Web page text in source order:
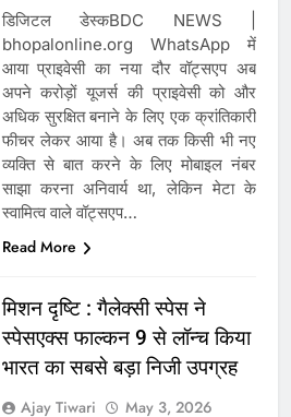
डिजिटल डेस्कBDC NEWS |
bhopalonline.org WhatsApp में
आया प्राइवेसी का नया दौर वॉट्सएप अब
अपने करोड़ों यूजर्स की प्राइवेसी को और
अधिक सुरक्षित बनाने के लिए एक क्रांतिकारी
फीचर लेकर आया है। अब तक किसी भी नए
व्यक्ति से बात करने के लिए मोबाइल नंबर
साझा करना अनिवार्य था, लेकिन मेटा के
स्वामित्व वाले वॉट्सएप…
Read More
मिशन दृष्टि : गैलेक्सी स्पेस ने
स्पेसएक्स फाल्कन 9 से लॉन्च किया
भारत का सबसे बड़ा निजी उपग्रह
Ajay Tiwari
May 3, 2026